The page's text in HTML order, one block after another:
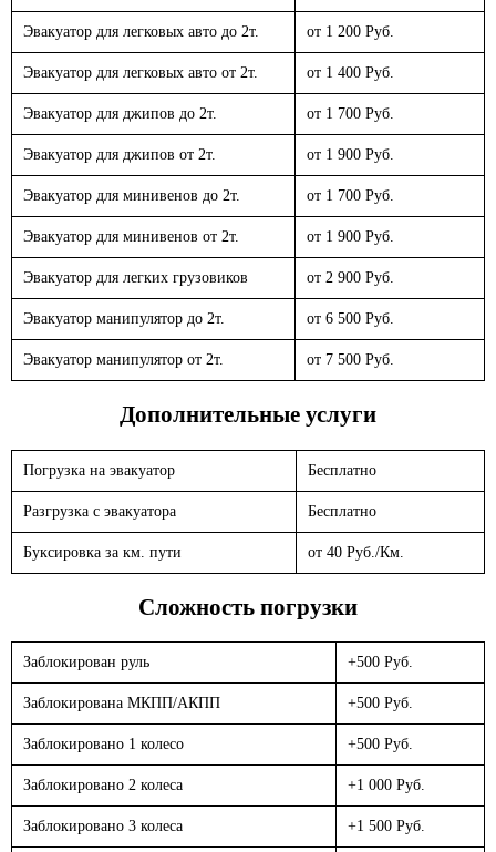
Эвакуатор для легковых авто до 2т. от 1 200 Руб.
Эвакуатор для легковых авто от 2т. от 1 400 Руб.
Эвакуатор для джипов до 2т. от 1 700 Руб.
Эвакуатор для джипов от 2т. от 1 900 Руб.
Эвакуатор для минивенов до 2т. от 1 700 Руб.
Эвакуатор для минивенов от 2т. от 1 900 Руб.
Эвакуатор для легких грузовиков от 2 900 Руб.
Эвакуатор манипулятор до 2т. от 6 500 Руб.
Эвакуатор манипулятор от 2т. от 7 500 Руб.
Дополнительные услуги
Погрузка на эвакуатор Бесплатно
Разгрузка с эвакуатора Бесплатно
Буксировка за км. пути от 40 Руб./Км.
Сложность погрузки
Заблокирован руль +500 Руб.
Заблокирована МКПП/АКПП +500 Руб.
Заблокировано 1 колесо +500 Руб.
Заблокировано 2 колеса +1 000 Руб.
Заблокировано 3 колеса +1 500 Руб.